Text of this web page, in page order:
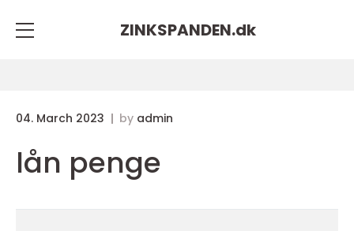
ZINKSPANDEN.dk
04. March 2023 by admin
lån penge